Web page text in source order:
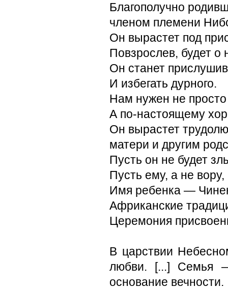
Благополучно
членом племени
Он вырастет под
Повзрослев, будет о
Он станет
И избегать дурного.
Нам нужен не просто
А по-настоящему
Он вырастет
матери и другим
Пусть он не будет
Пусть ему, а не вору,
Имя ребенка —
Африканские
Церемония
В царствии
любви. [...] Семья
основание вечности.